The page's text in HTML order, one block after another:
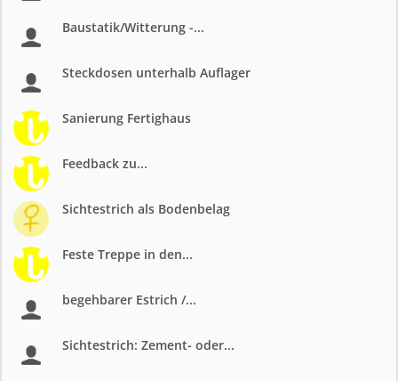
Baustatik/Witterung -...
Steckdosen unterhalb Auflager
Sanierung Fertighaus
Feedback zu...
Sichtestrich als Bodenbelag
Feste Treppe in den...
begehbarer Estrich /...
Sichtestrich: Zement- oder...